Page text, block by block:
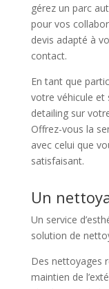
gérez un parc
pour vos
devis adapté à
contact.
En tant que
votre véhicule et
detailing sur
Offrez-vous la
avec celui que
satisfaisant.
Un
Un service
solution de
Des nettoyages
maintien de